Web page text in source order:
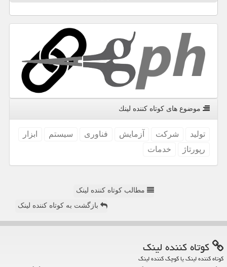
موضوع های كوتاه كننده لینك
تولید شركت آزمایش فناوری سیستم
ابزار
رپورتاژ
خدمات
مطالب کوتاه کننده لینک
بازگشت به کوتاه کننده لینک
كوتاه كننده لینك
کوتاه کننده لینک یا کوچک کننده لینک